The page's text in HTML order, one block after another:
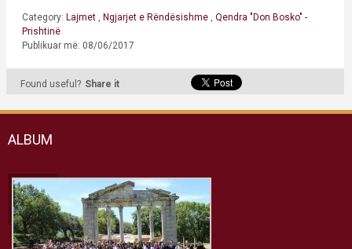
Category: Lajmet Ngjarjet e Rëndësishme
Qendra "Don Bosko" -
Prishtinë
Publikuar më: 08/06/2017
Found useful? Share it
ALBUM